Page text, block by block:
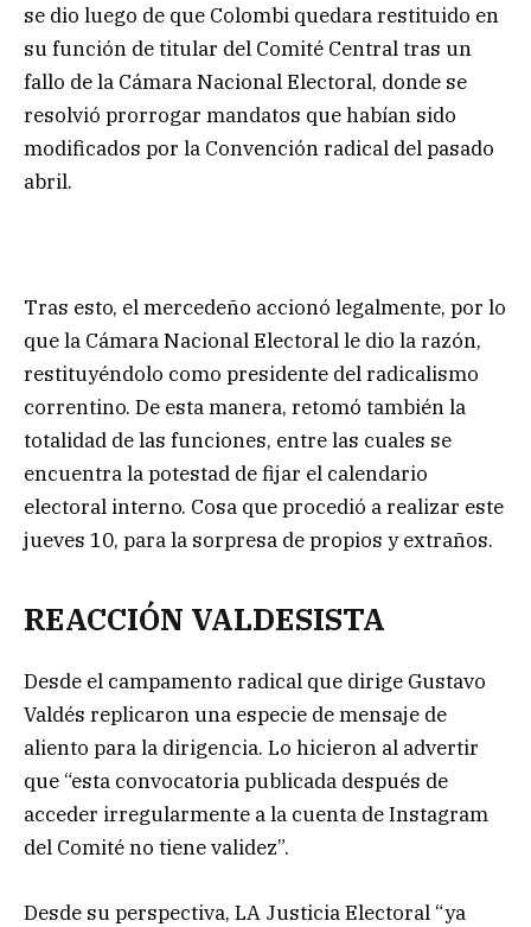
se dio luego de que Colombi quedara restituido en
su función de titular del Comité Central tras un
fallo de la Cámara Nacional Electoral, donde se
resolvió prorrogar mandatos que habían sido
modificados por la Convención radical del pasado
abril.
Tras esto, el mercedeño accionó legalmente, por lo
que la Cámara Nacional Electoral le dio la razón,
restituyéndolo como presidente del radicalismo
correntino. De esta manera, retomó también la
totalidad de las funciones, entre las cuales se
encuentra la potestad de fijar el calendario
electoral interno. Cosa que procedió a realizar este
jueves 10, para la sorpresa de propios y extraños.
REACCIÓN VALDESISTA
Desde el campamento radical que dirige Gustavo
Valdés replicaron una especie de mensaje de
aliento para la dirigencia. Lo hicieron al advertir
que “esta convocatoria publicada después de
acceder irregularmente a la cuenta de Instagram
del Comité no tiene validez”.
Desde su perspectiva, LA Justicia Electoral “ya